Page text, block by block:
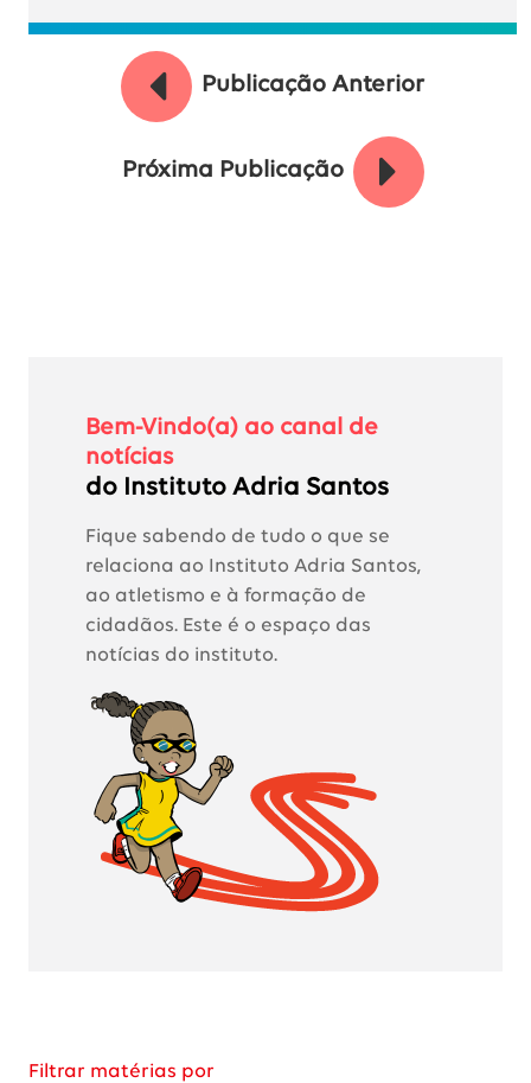
Publicação Anterior
Próxima Publicação
Bem-Vindo(a) ao canal de
notícias
do Instituto Adria Santos
Fique sabendo de tudo o que se
relaciona ao Instituto Adria Santos,
ao atletismo e à formação de
cidadãos. Este é o espaço das
notícias do instituto.
Filtrar matérias por